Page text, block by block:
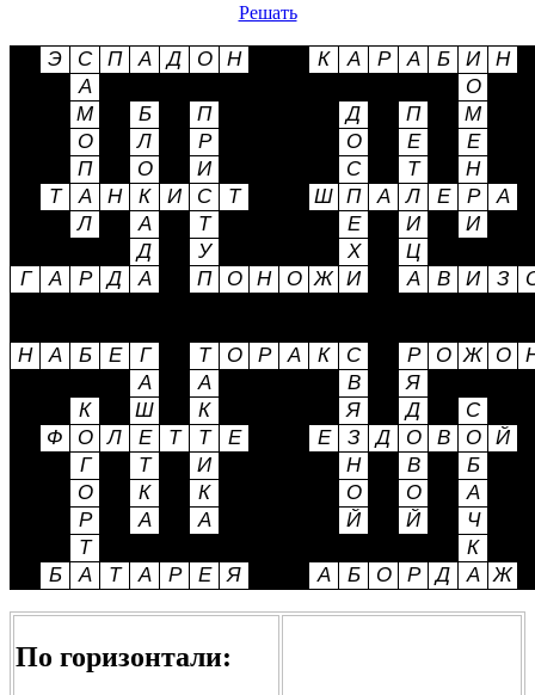
Решать
По горизонтали: